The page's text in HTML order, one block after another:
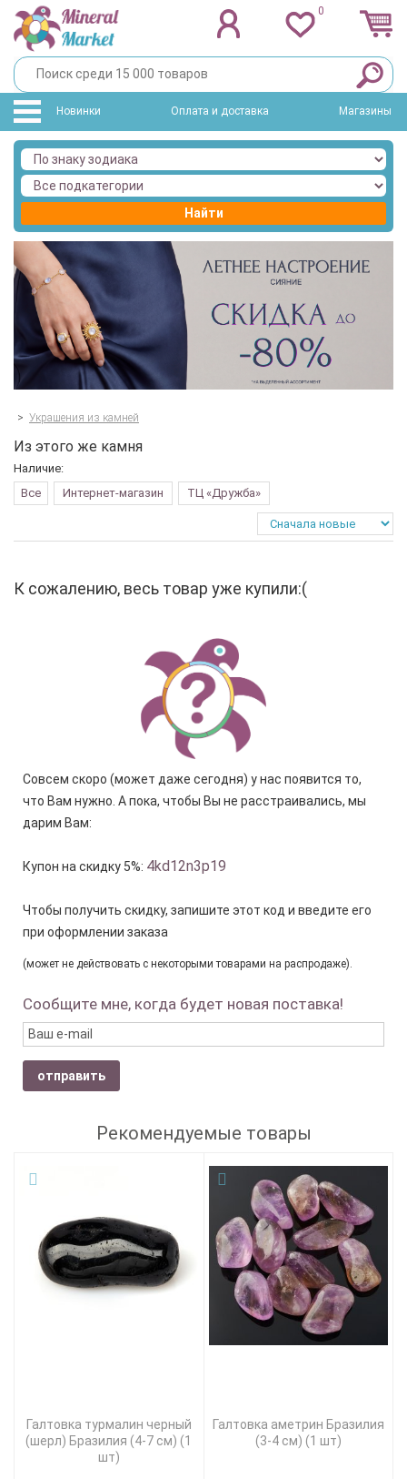
0
Новинки Оплата и доставка Магазины
Найти
> Украшения из камней
Из этого же камня
Наличие:
Все
Интернет-магазин ТЦ «Дружба»
К сожалению, весь товар уже купили:(
Совсем скоро (может даже сегодня) у нас появится то,
что Вам нужно. А пока, чтобы Вы не расстраивались, мы
дарим Вам:
Купон на скидку 5%: 4kd12n3p19
Чтобы получить скидку, запишите этот код и введите его
при оформлении заказа
(может не действовать с некоторыми товарами на распродаже).
Сообщите мне, когда будет новая поставка!
отправить
Рекомендуемые товары
Галтовка турмалин черный
(шерл) Бразилия (4-7 см) (1
шт)
Галтовка аметрин Бразилия
(3-4 см) (1 шт)